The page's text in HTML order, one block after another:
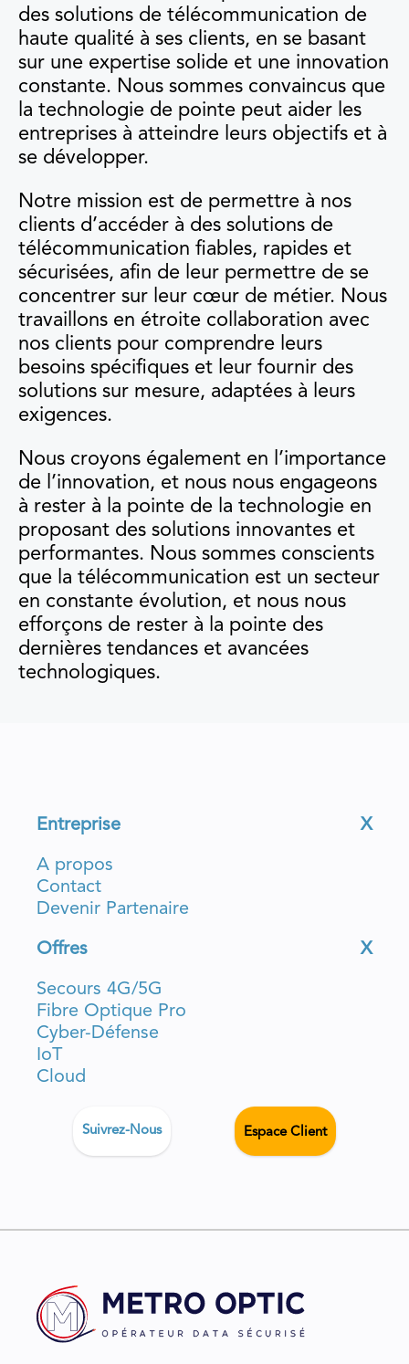
des solutions de télécommunication de
haute qualité à ses clients, en se basant
sur une expertise solide et une innovation
constante. Nous sommes convaincus que
la technologie de pointe peut aider les
entreprises à atteindre leurs objectifs et à
se développer.
Notre mission est de permettre à nos
clients d’accéder à des solutions de
télécommunication fiables, rapides et
sécurisées, afin de leur permettre de se
concentrer sur leur cœur de métier. Nous
travaillons en étroite collaboration avec
nos clients pour comprendre leurs
besoins spécifiques et leur fournir des
solutions sur mesure, adaptées à leurs
exigences.
Nous croyons également en l’importance
de l’innovation, et nous nous engageons
à rester à la pointe de la technologie en
proposant des solutions innovantes et
performantes. Nous sommes conscients
que la télécommunication est un secteur
en constante évolution, et nous nous
efforçons de rester à la pointe des
dernières tendances et avancées
technologiques.
Entreprise X
A propos
Contact
Devenir Partenaire
Offres X
Secours 4G/5G
Fibre Optique Pro
Cyber-Défense
IoT
Cloud
Suivrez-Nous Espace Client